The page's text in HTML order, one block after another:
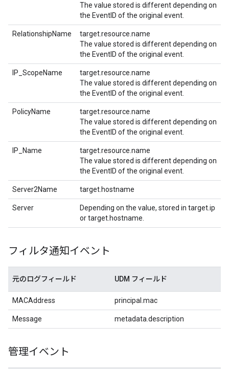
The value stored is different depending on
the EventID of the original event.
RelationshipName
target.resource.name
The value stored is different depending on
the EventID of the original event.
IP_ScopeName
target.resource.name
The value stored is different depending on
the EventID of the original event.
PolicyName
target.resource.name
The value stored is different depending on
the EventID of the original event.
IP_Name
target.resource.name
The value stored is different depending on
the EventID of the original event.
Server2Name target.hostname
Server
Depending on the value, stored in target.ip
or target.hostname.
フィルタ通知イベント
元のログフィールド UDM フィールド
MACAddress principal.mac
Message metadata.description
管理イベント